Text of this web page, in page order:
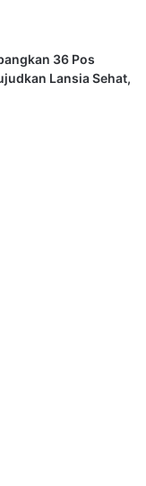
36 Pos
Lansia Sehat,